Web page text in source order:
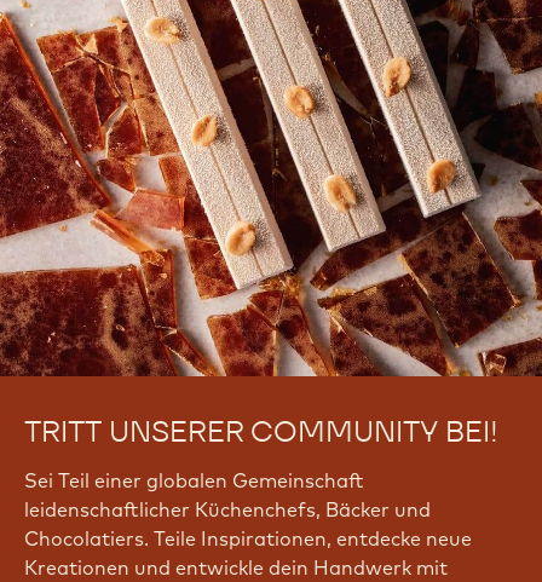
TRITT UNSERER COMMUNITY BEI!
Sei Teil einer globalen Gemeinschaft
leidenschaftlicher Küchenchefs, Bäcker und
Chocolatiers. Teile Inspirationen, entdecke neue
Kreationen und entwickle dein Handwerk mit